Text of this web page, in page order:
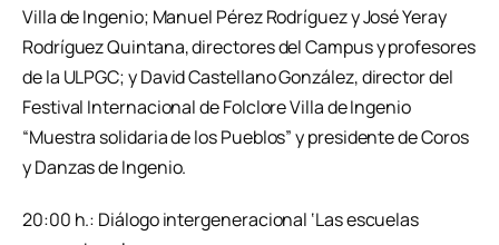
Villa de Ingenio; Manuel Pérez Rodríguez y José Yeray
Rodríguez Quintana, directores del Campus y profesores
de la ULPGC; y David Castellano González, director del
Festival Internacional de Folclore Villa de Ingenio
“Muestra solidaria de los Pueblos” y presidente de Coros
y Danzas de Ingenio.
20:00 h.: Diálogo intergeneracional ‘Las escuelas